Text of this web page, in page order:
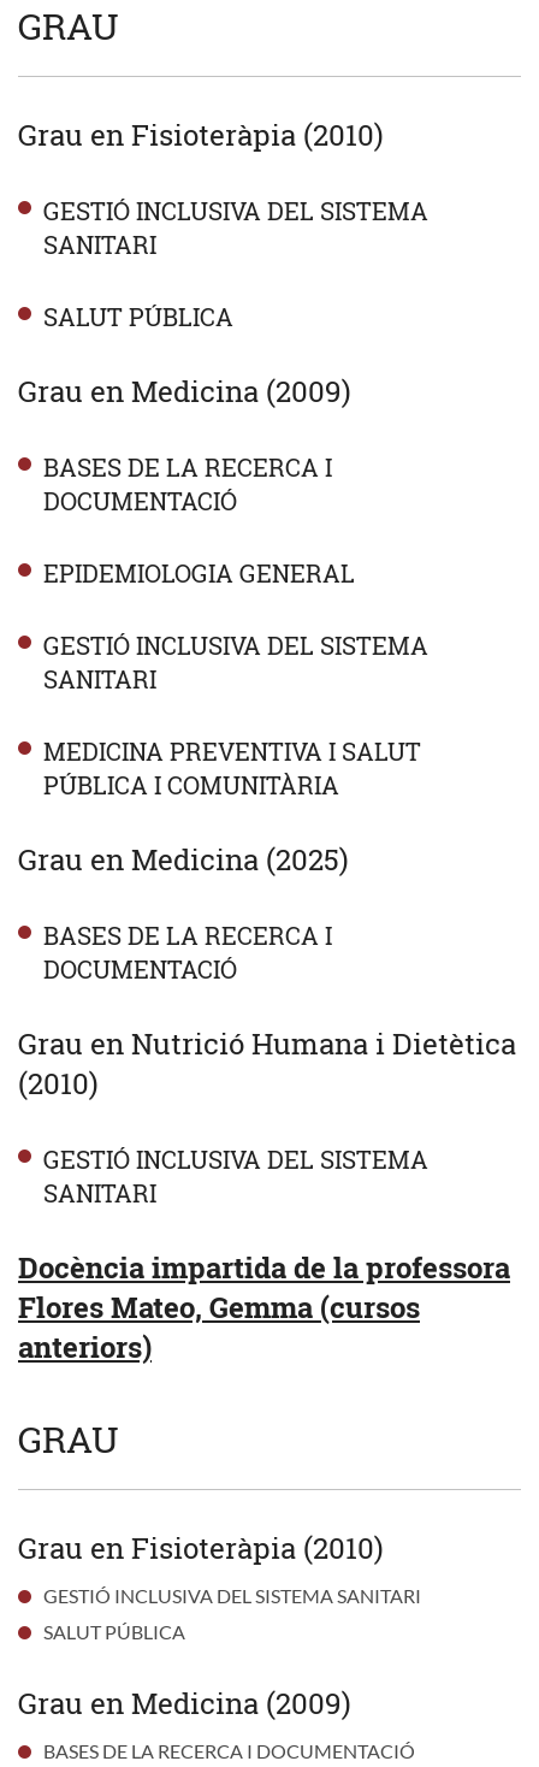
GRAU
Grau en Fisioteràpia (2010)
GESTIÓ INCLUSIVA DEL SISTEMA
SANITARI
SALUT PÚBLICA
Grau en Medicina (2009)
BASES DE LA RECERCA I
DOCUMENTACIÓ
EPIDEMIOLOGIA GENERAL
GESTIÓ INCLUSIVA DEL SISTEMA
SANITARI
MEDICINA PREVENTIVA I SALUT
PÚBLICA I COMUNITÀRIA
Grau en Medicina (2025)
BASES DE LA RECERCA I
DOCUMENTACIÓ
Grau en Nutrició Humana i Dietètica
(2010)
GESTIÓ INCLUSIVA DEL SISTEMA
SANITARI
Docència impartida de la professora
Flores Mateo, Gemma (cursos
anteriors)
GRAU
Grau en Fisioteràpia (2010)
GESTIÓ INCLUSIVA DEL SISTEMA SANITARI
SALUT PÚBLICA
Grau en Medicina (2009)
BASES DE LA RECERCA I DOCUMENTACIÓ